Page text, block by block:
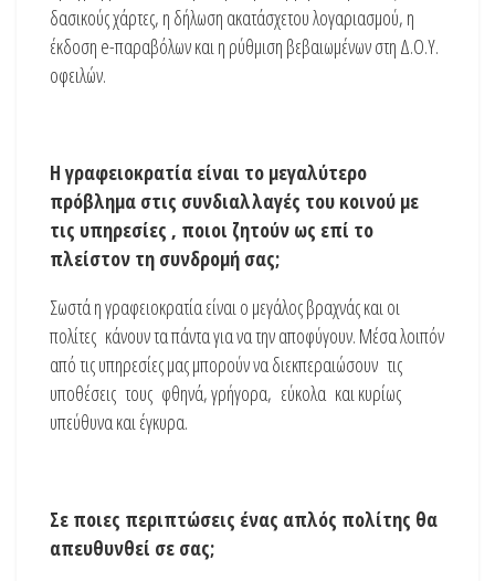
δασικούς χάρτες, η δήλωση ακατάσχετου λογαριασμού, η
έκδοση e-παραβόλων και η ρύθμιση βεβαιωμένων στη Δ.Ο.Υ.
οφειλών.
Η γραφειοκρατία είναι το μεγαλύτερο
πρόβλημα στις συνδιαλλαγές του κοινού με
τις υπηρεσίες , ποιοι ζητούν ως επί το
πλείστον τη συνδρομή σας;
Σωστά η γραφειοκρατία είναι ο μεγάλος βραχνάς και οι
πολίτες κάνουν τα πάντα για να την αποφύγουν. Μέσα λοιπόν
από τις υπηρεσίες μας μπορούν να διεκπεραιώσουν τις
υποθέσεις τους φθηνά, γρήγορα, εύκολα και κυρίως
υπεύθυνα και έγκυρα.
Σε ποιες περιπτώσεις ένας απλός πολίτης θα
απευθυνθεί σε σας;